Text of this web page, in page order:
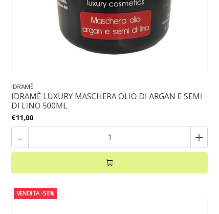
IDRAMÈ
IDRAMÈ LUXURY MASCHERA OLIO DI ARGAN E SEMI
DI LINO 500ML
€11,00
- +
VENDITA -56%